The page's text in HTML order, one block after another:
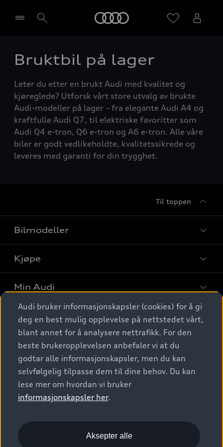
Velg forhandler
Bruktbil på lager
Leter du etter en brukt Audi med kvalitet og
kjøreglede? Utforsk vårt store utvalg av brukte
Audi-modeller på lager – fra elegante Audi A4 og
kraftfulle Audi Q7, til elektriske favoritter som
Audi Q4 e-tron, Q6 e-tron og A6 e-tron. Alle våre
biler er godt vedlikeholdte, kvalitetssikrede og
leveres med garanti for din trygghet.
Til toppen
Bilmodeller
Finn din Audi
Sammenlign bilmodeller
Elbiler
SUV
Stasjonsvogn
Sportback
S/RS
Konseptbiler og prototyper
Kjøpe
Kjøpshjelp
Biler på lager
Finn forhandler
Bestill prøvekjøring
Kontakt forhandler
Bilgarantier
Min Audi
Behold nybilfølelsen
Audi Originalt tilbehør
Verkstedtjenester
Digitale tjenester
Audi digitale tjenester
Audi connect
Functions on demand
Kom i gang med myAudi
Audi Norge
Kundeservice
Audi Driving Experience
© 2026 AUDI NORGE. All Rights Reserved.
Imprint
Audi bruker informasjonskapsler (cookies) for å gi
deg en best mulig opplevelse på nettstedet vårt,
blant annet for å analysere nettrafikk. For den
beste brukeropplevelsen anbefaler vi at du
godtar alle informasjonskapsler, men du kan
selvfølgelig tilpasse dem til dine behov. Du kan
lese mer om hvordan vi bruker
informasjonskapsler her.
Aksepter alle